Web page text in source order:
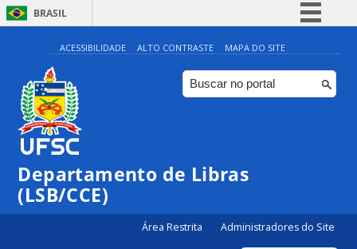
BRASIL
Simplifique!
Comunica BR
Participe
Canais
ACESSIBILIDADE ALTO CONTRASTE MAPA DO SITE
Departamento de Libras
(LSB/CCE)
Área Restrita Administradores do Site